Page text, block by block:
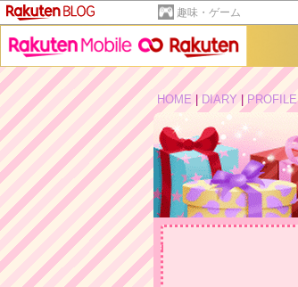
趣味・ゲーム
HOME DIARY PROFILE